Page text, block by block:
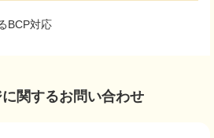
BCP対応
関するお問い合わせ